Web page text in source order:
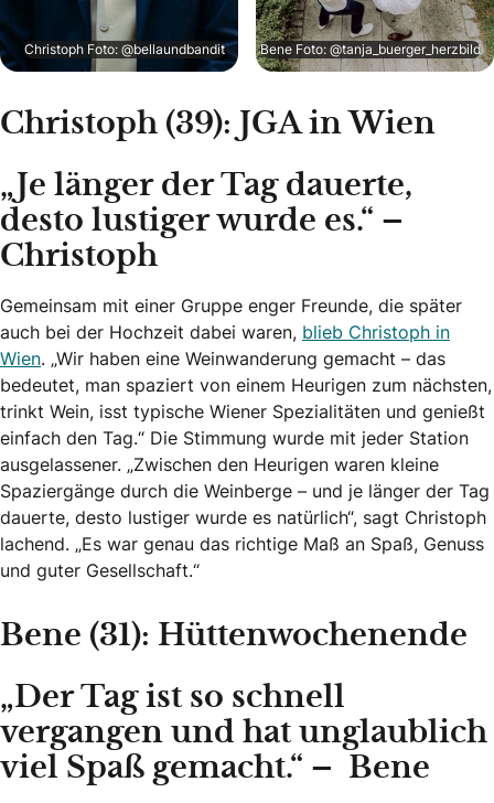
Christoph Foto: @bellaundbandit Bene Foto: @tanja_buerger_herzbild
Christoph (39): JGA in Wien
„Je länger der Tag dauerte,
desto lustiger wurde es.“ –
Christoph
Gemeinsam mit einer Gruppe enger Freunde, die später
auch bei der Hochzeit dabei waren, blieb Christoph in
Wien. „Wir haben eine Weinwanderung gemacht – das
bedeutet, man spaziert von einem Heurigen zum nächsten,
trinkt Wein, isst typische Wiener Spezialitäten und genießt
einfach den Tag.“ Die Stimmung wurde mit jeder Station
ausgelassener. „Zwischen den Heurigen waren kleine
Spaziergänge durch die Weinberge – und je länger der Tag
dauerte, desto lustiger wurde es natürlich“, sagt Christoph
lachend. „Es war genau das richtige Maß an Spaß, Genuss
und guter Gesellschaft.“
Bene (31): Hüttenwochenende
„Der Tag ist so schnell
vergangen und hat unglaublich
viel Spaß gemacht.“ – Bene